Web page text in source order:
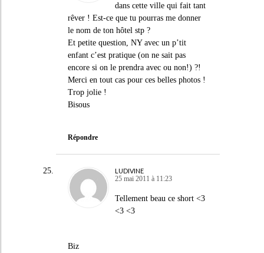
dans cette ville qui fait tant
rêver ! Est-ce que tu pourras me donner
le nom de ton hôtel stp ?
Et petite question, NY avec un p’tit
enfant c’est pratique (on ne sait pas
encore si on le prendra avec ou non!) ?!
Merci en tout cas pour ces belles photos !
Trop jolie !
Bisous
Répondre
LUDIVINE
25 mai 2011 à 11:23
Tellement beau ce short <3
<3 <3
Biz